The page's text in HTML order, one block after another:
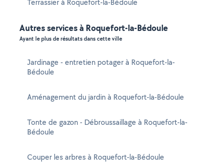
Terrassier à Roquefort-la-Bédoule
Autres services à Roquefort-la-Bédoule
Ayant le plus de résultats dans cette ville
Jardinage - entretien potager à Roquefort-la-
Bédoule
Aménagement du jardin à Roquefort-la-Bédoule
Tonte de gazon - Débroussaillage à Roquefort-la-
Bédoule
Couper les arbres à Roquefort-la-Bédoule